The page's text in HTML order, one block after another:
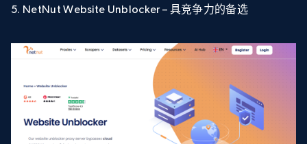
5. NetNut Website Unblocker – 具竞争力的备选